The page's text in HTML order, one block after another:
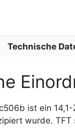
Technische
ist ein
wurde.